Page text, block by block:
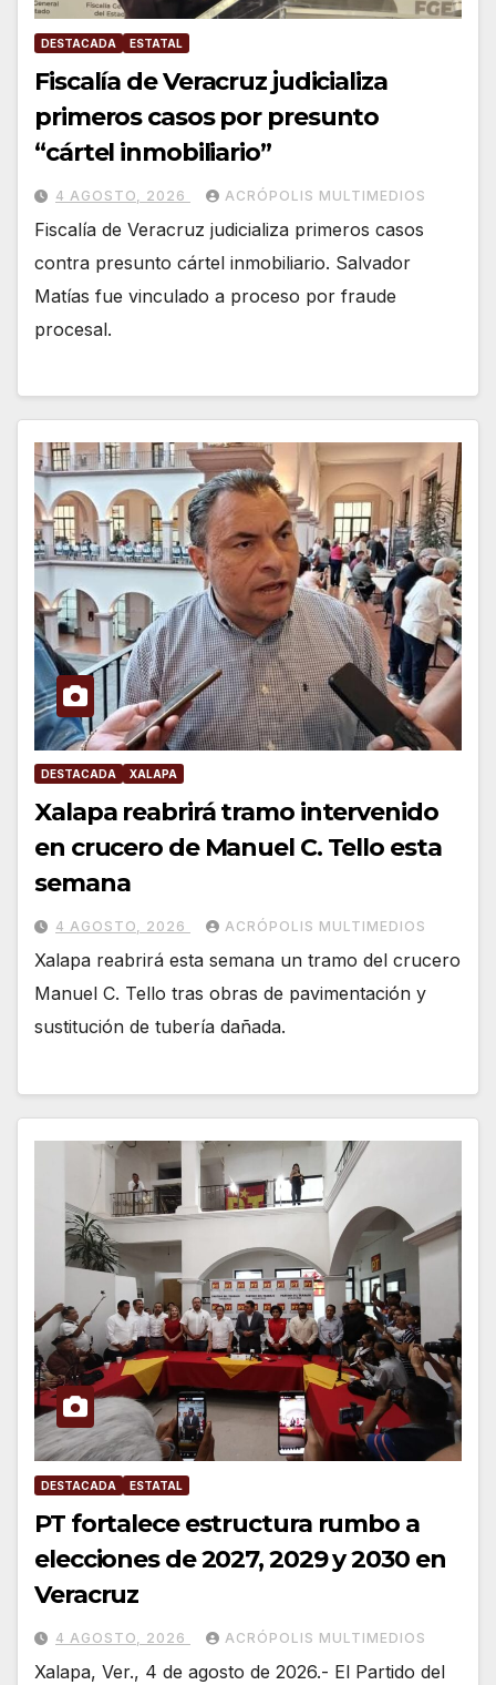
DESTACADA ESTATAL
Fiscalía de Veracruz judicializa
primeros casos por presunto
“cártel inmobiliario”
4 AGOSTO, 2026 ACRÓPOLIS MULTIMEDIOS
Fiscalía de Veracruz judicializa primeros casos
contra presunto cártel inmobiliario. Salvador
Matías fue vinculado a proceso por fraude
procesal.
DESTACADA XALAPA
Xalapa reabrirá tramo intervenido
en crucero de Manuel C. Tello esta
semana
4 AGOSTO, 2026 ACRÓPOLIS MULTIMEDIOS
Xalapa reabrirá esta semana un tramo del crucero
Manuel C. Tello tras obras de pavimentación y
sustitución de tubería dañada.
DESTACADA ESTATAL
PT fortalece estructura rumbo a
elecciones de 2027, 2029 y 2030 en
Veracruz
4 AGOSTO, 2026 ACRÓPOLIS MULTIMEDIOS
Xalapa, Ver., 4 de agosto de 2026.- El Partido del